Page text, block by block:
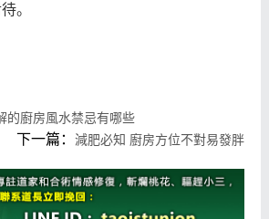
。
的廚房風水禁忌有哪些
下一篇：減肥必知 廚房方位不對易發胖